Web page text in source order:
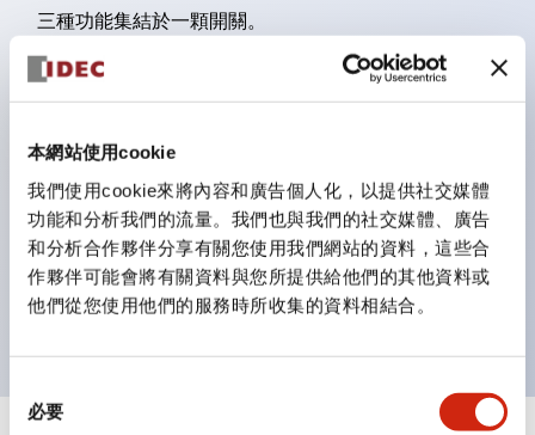
本網站使用cookie
我們使用cookie來將內容和廣告個人化，以提供社交媒體
功能和分析我們的流量。我們也與我們的社交媒體、廣告
和分析合作夥伴分享有關您使用我們網站的資料，這些合
作夥伴可能會將有關資料與您所提供給他們的其他資料或
他們從您使用他們的服務時所收集的資料相結合。
必要
三種功能集結於一顆開關。
完整支援全球各地需求的多種電壓規格。
顏色。
支援色彩通用設計（CUD）：可清楚辨識正方平頭形指
示燈的亮燈/熄燈狀態，以及點燈時的顏色識別。
符合 ISO 3864-4 安全色規範：在危險或緊急狀況下，
顏色表現更明確鮮明，便於更多人識別。